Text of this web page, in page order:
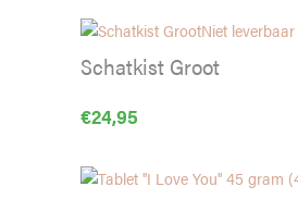
Niet leverbaar
Schatkist Groot
€24,95